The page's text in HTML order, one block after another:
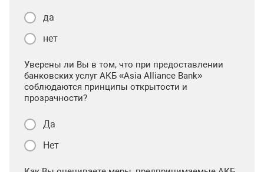
да
нет
Уверены ли Вы в том, что при предоставлении
банковских услуг АКБ «Asia Alliance Bank»
соблюдаются принципы открытости и
прозрачности?
Да
Нет